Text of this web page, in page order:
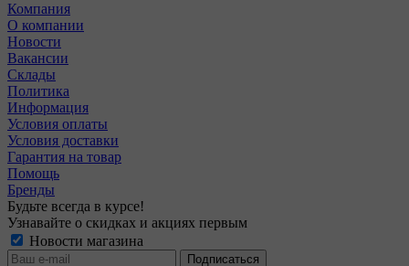
Компания
О компании
Новости
Вакансии
Склады
Политика
Информация
Условия оплаты
Условия доставки
Гарантия на товар
Помощь
Бренды
Будьте всегда в курсе!
Узнавайте о скидках и акциях первым
Новости магазина